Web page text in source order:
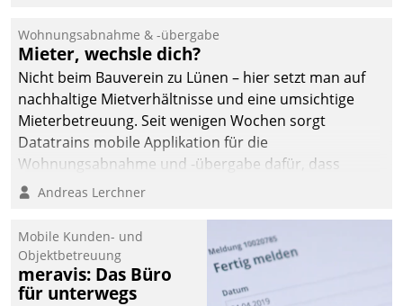
und Beschwerde-Management einen eigenen Kanal
ein.
Wohnungsabnahme & -übergabe
Mieter, wechsle dich?
Nicht beim Bauverein zu Lünen – hier setzt man auf
nachhaltige Mietverhältnisse und eine umsichtige
Mieterbetreuung. Seit wenigen Wochen sorgt
Datatrains mobile Applikation für die
Wohnungsabnahme und -übergabe dafür, dass
Mieter wohlgeordnet kommen und, so es sein muss,
Andreas Lerchner
Mobile Kunden- und
Objektbetreuung
meravis: Das Büro
für unterwegs